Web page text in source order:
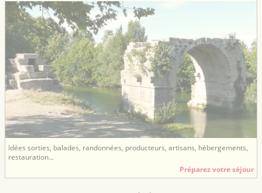
Idées sorties, balades, randonnées, producteurs, artisans, hébergements,
restauration...
Préparez votre séjour